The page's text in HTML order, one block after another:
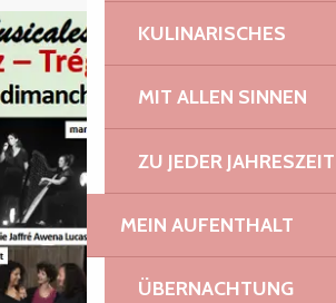
KULINARISCHES
MIT ALLEN SINNEN
ZU JEDER JAHRESZEIT
MEIN AUFENTHALT
ÜBERNACHTUNG